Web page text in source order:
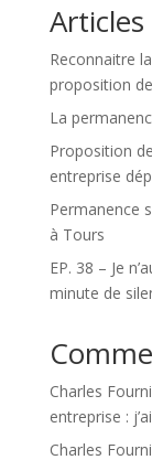
Reconnaitre
proposition
La
Proposition
entreprise
Permanence
à Tours
EP. 38 – Je
minute de
Charles
entreprise :
Charles